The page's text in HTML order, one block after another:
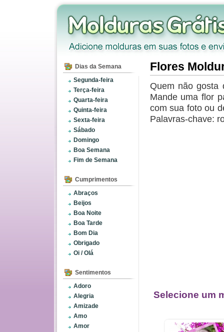
Dias da Semana
Segunda-feira
Terça-feira
Quarta-feira
Quinta-feira
Sexta-feira
Sábado
Domingo
Boa Semana
Fim de Semana
Cumprimentos
Abraços
Beijos
Boa Noite
Boa Tarde
Bom Dia
Obrigado
Oi / Olá
Sentimentos
Adoro
Alegria
Amizade
Amo
Amor
Flores
Quem não gosta
Mande uma flor
com sua foto ou
Palavras-chave:
Selecione um